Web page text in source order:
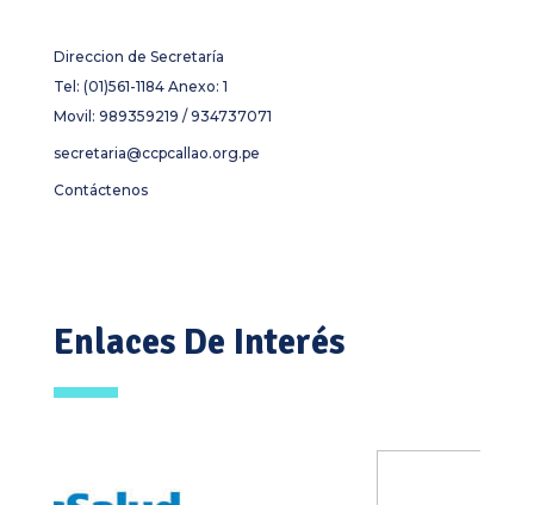
Direccion de Secretaría
Tel: (01)561-1184 Anexo: 1
Movil: 989359219 / 934737071
secretaria@ccpcallao.org.pe
Contáctenos
Enlaces De Interés